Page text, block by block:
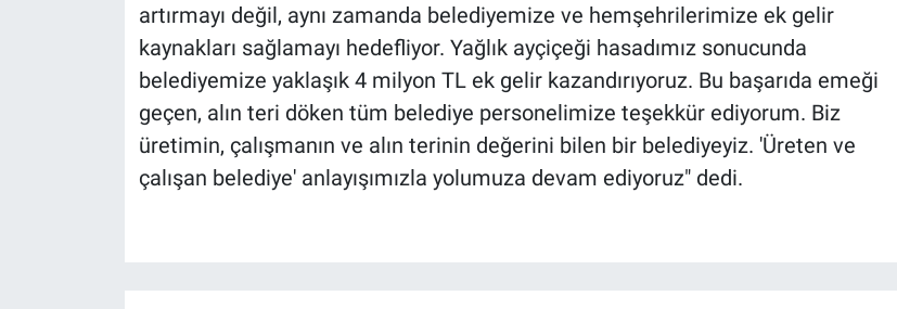
artırmayı değil, aynı zamanda belediyemize ve hemşehrilerimize ek gelir
kaynakları sağlamayı hedefliyor. Yağlık ayçiçeği hasadımız sonucunda
belediyemize yaklaşık 4 milyon TL ek gelir kazandırıyoruz. Bu başarıda emeği
geçen, alın teri döken tüm belediye personelimize teşekkür ediyorum. Biz
üretimin, çalışmanın ve alın terinin değerini bilen bir belediyeyiz. 'Üreten ve
çalışan belediye' anlayışımızla yolumuza devam ediyoruz" dedi.